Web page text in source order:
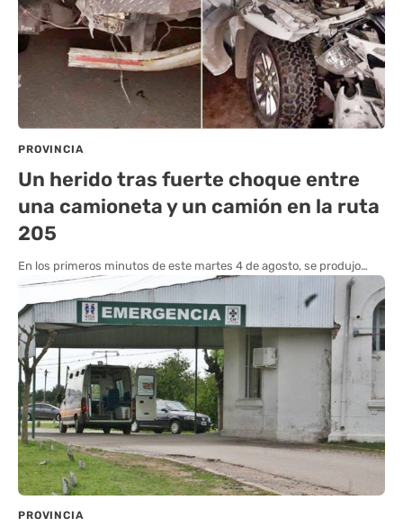
PROVINCIA
Un herido tras fuerte choque entre
una camioneta y un camión en la ruta
205
En los primeros minutos de este martes 4 de agosto, se produjo…
PROVINCIA